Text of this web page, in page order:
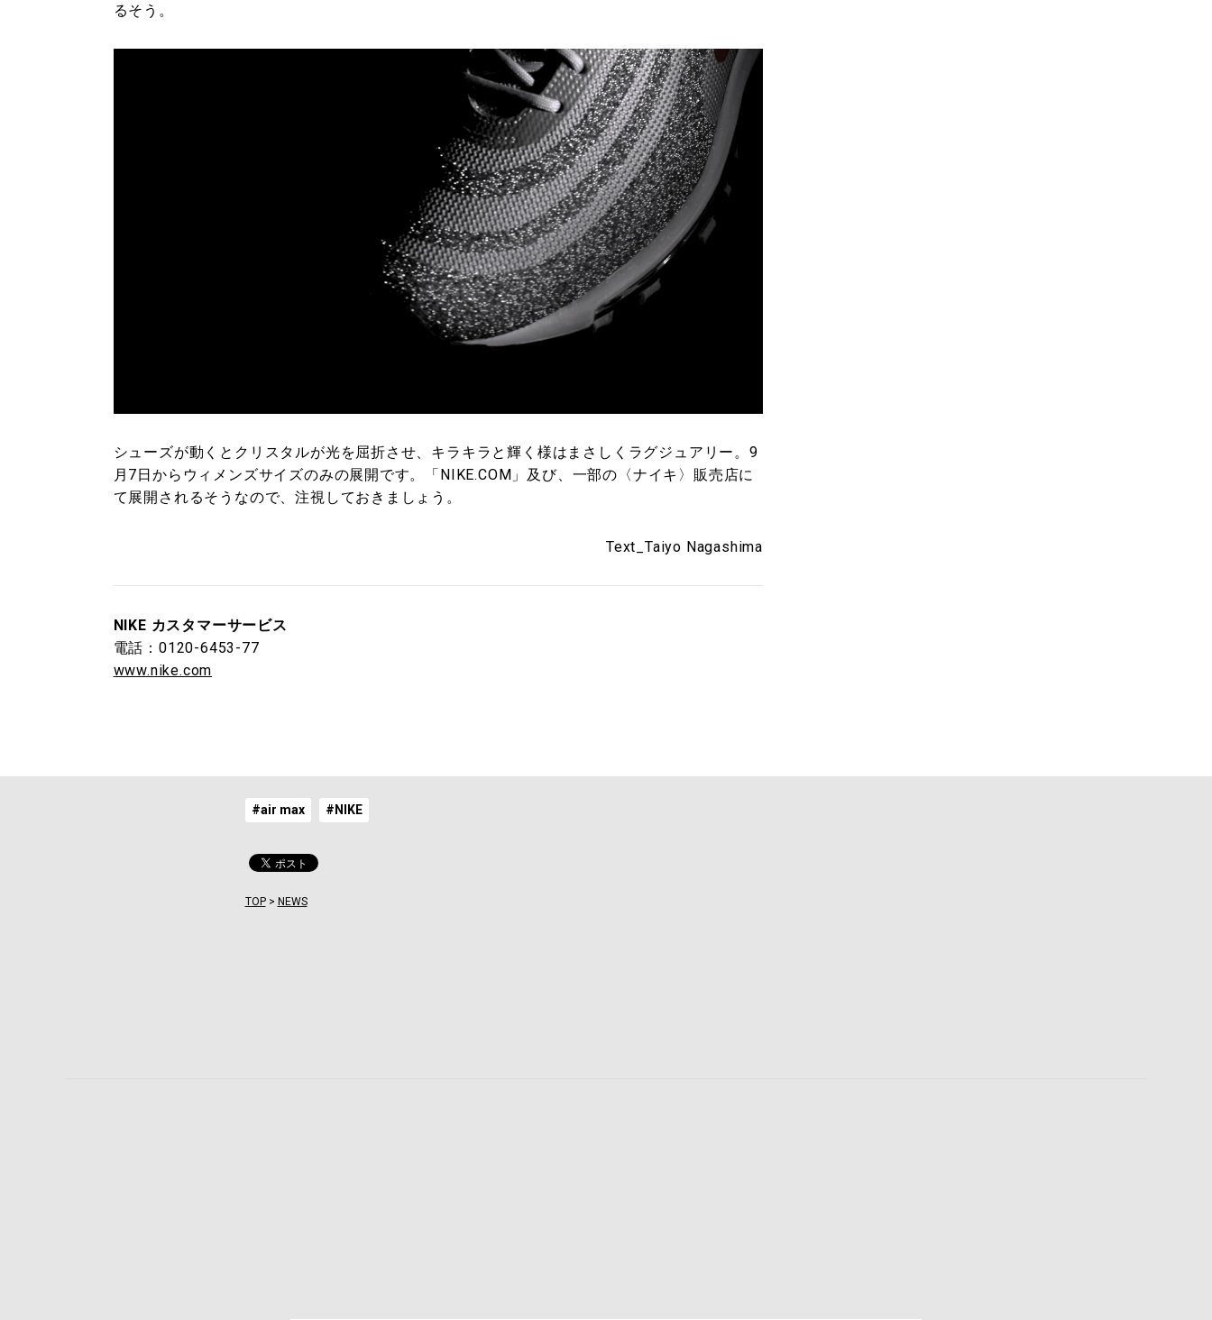
るそう。
シューズが動くとクリスタルが光を屈折させ、キラキラと輝く様はまさしくラグジュアリー。9
月7日からウィメンズサイズのみの展開です。「NIKE.COM」及び、一部の〈ナイキ〉販売店に
て展開されるそうなので、注視しておきましょう。
Text_Taiyo Nagashima
NIKE カスタマーサービス
電話：0120-6453-77
www.nike.com
#air max #NIKE
TOP> NEWS